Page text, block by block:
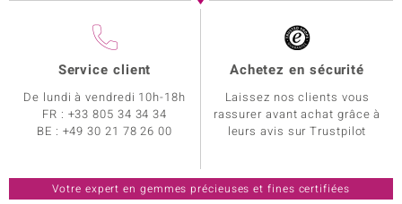
Service client
De lundi à vendredi 10h-18h
FR : +33 805 34 34 34
BE : +49 30 21 78 26 00
Achetez en sécurité
Laissez nos clients vous
rassurer avant achat grâce à
leurs avis sur Trustpilot
Votre expert en gemmes précieuses et fines certifiées